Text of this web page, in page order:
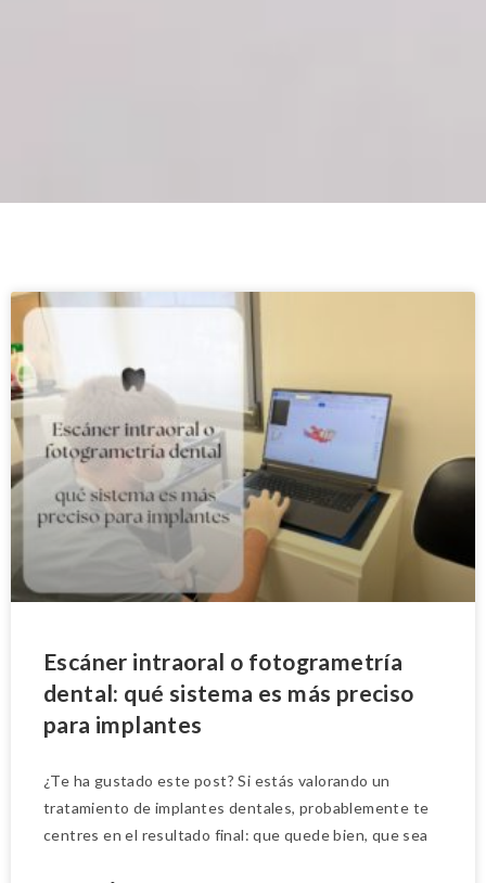
Escáner intraoral o fotogrametría
dental: qué sistema es más preciso
para implantes
¿Te ha gustado este post? Si estás valorando un
tratamiento de implantes dentales, probablemente te
centres en el resultado final: que quede bien, que sea